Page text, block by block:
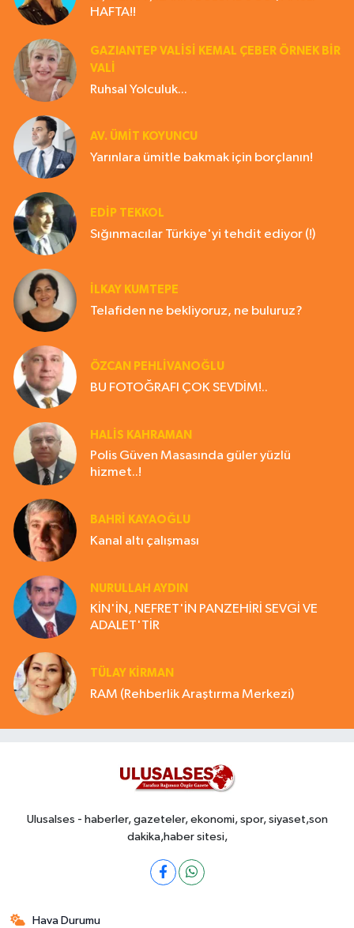
HAFTA!!
GAZIANTEP VALISI KEMAL ÇEBER ÖRNEK BİR
VALİ
Ruhsal Yolculuk...
AV. ÜMIT KOYUNCU
Yarınlara ümitle bakmak için borçlanın!
EDIP TEKKOL
Sığınmacılar Türkiye'yi tehdit ediyor (!)
İLKAY KUMTEPE
Telafiden ne bekliyoruz, ne buluruz?
ÖZCAN PEHLİVANOĞLU
BU FOTOĞRAFI ÇOK SEVDİM!..
HALIS KAHRAMAN
Polis Güven Masasında güler yüzlü
hizmet..!
BAHRI KAYAOĞLU
Kanal altı çalışması
NURULLAH AYDIN
KİN'İN, NEFRET'İN PANZEHİRİ SEVGİ VE
ADALET'TİR
TÜLAY KİRMAN
RAM (Rehberlik Araştırma Merkezi)
Ulusalses - haberler, gazeteler, ekonomi, spor, siyaset,son
dakika,haber sitesi,
Hava Durumu